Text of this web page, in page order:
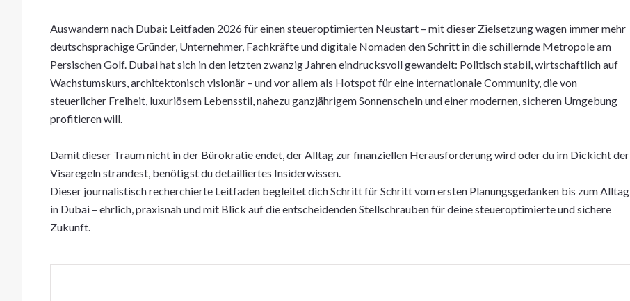
Auswandern nach Dubai: Leitfaden 2026 für einen steueroptimierten Neustart – mit dieser Zielsetzung wagen immer mehr
deutschsprachige Gründer, Unternehmer, Fachkräfte und digitale Nomaden den Schritt in die schillernde Metropole am
Persischen Golf. Dubai hat sich in den letzten zwanzig Jahren eindrucksvoll gewandelt: Politisch stabil, wirtschaftlich auf
Wachstumskurs, architektonisch visionär – und vor allem als Hotspot für eine internationale Community, die von
steuerlicher Freiheit, luxuriösem Lebensstil, nahezu ganzjährigem Sonnenschein und einer modernen, sicheren Umgebung
profitieren will.
Damit dieser Traum nicht in der Bürokratie endet, der Alltag zur finanziellen Herausforderung wird oder du im Dickicht der
Visaregeln strandest, benötigst du detailliertes Insiderwissen.
Dieser journalistisch recherchierte Leitfaden begleitet dich Schritt für Schritt vom ersten Planungsgedanken bis zum Alltag
in Dubai – ehrlich, praxisnah und mit Blick auf die entscheidenden Stellschrauben für deine steueroptimierte und sichere
Zukunft.